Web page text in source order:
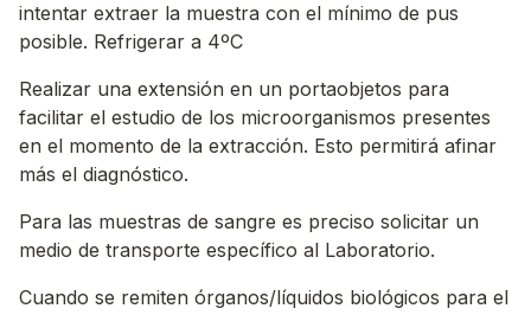
intentar extraer la muestra con el mínimo de pus
posible. Refrigerar a 4ºC
Realizar una extensión en un portaobjetos para
facilitar el estudio de los microorganismos presentes
en el momento de la extracción. Esto permitirá afinar
más el diagnóstico.
Para las muestras de sangre es preciso solicitar un
medio de transporte específico al Laboratorio.
Cuando se remiten órganos/líquidos biológicos para el